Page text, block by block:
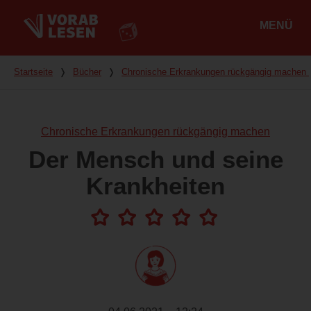
MENÜ
Du bist hier
Startseite ❭ Bücher ❭ Chronische Erkrankungen rückgängig machen
Chronische Erkrankungen rückgängig machen
Der Mensch und seine
Krankheiten